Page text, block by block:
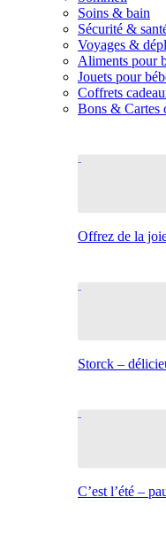
Soins & bain
Sécurité &
Voyages &
Aliments pour
Jouets pour
Coffrets
Bons & Cartes
Offrez de la
Storck –
C’est l’été –